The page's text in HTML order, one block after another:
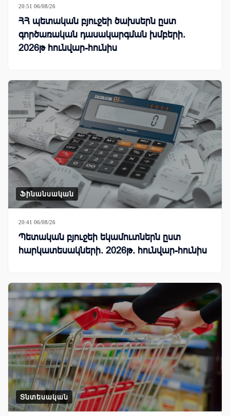
20:51 06/08/26
ՀՀ պետական բյուջեի ծախսերն ըստ
գործառական դասակարգման խմբերի.
2026թ հունվար-հունիս
Ֆինանսական
20:41 06/08/26
Պետական բյուջեի եկամուտներն ըստ
հարկատեսակների. 2026թ. հունվար-հունիս
Տնտեսական